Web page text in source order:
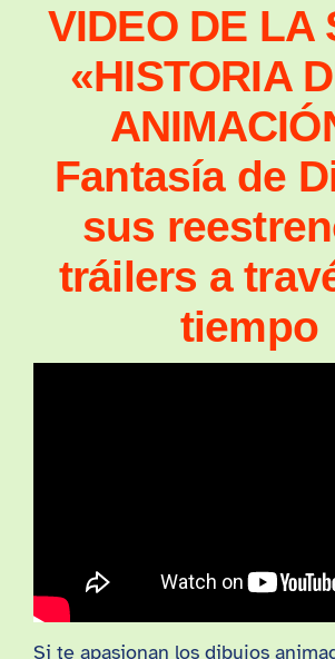
VIDEO DE LA
«HISTORIA
Fantasía de
sus
tráilers a
tiempo
Si te apasionan los dibujos